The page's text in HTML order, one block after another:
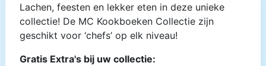
Lachen, feesten en lekker eten in deze unieke
collectie! De MC Kookboeken Collectie zijn
geschikt voor ‘chefs’ op elk niveau!
Gratis Extra's bij uw collectie: